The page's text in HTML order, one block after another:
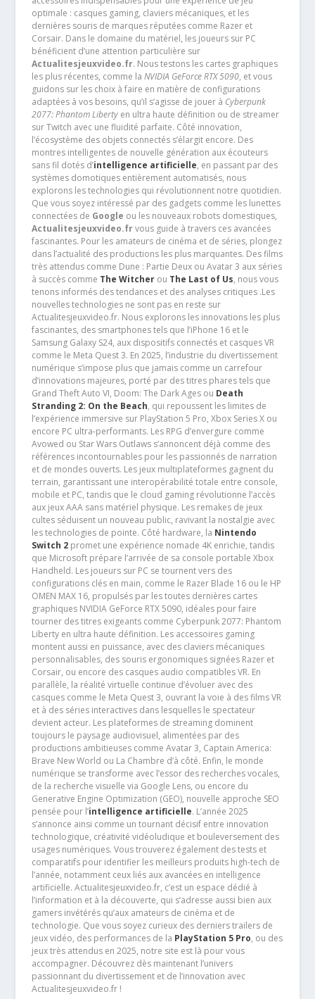
optimale : casques gaming, claviers mécaniques, et les
dernières souris de marques réputées comme Razer et
Corsair. Dans le domaine du matériel, les joueurs sur PC
bénéficient d’une attention particulière sur
Actualitesjeuxvideo.fr. Nous testons les cartes graphiques
les plus récentes, comme la NVIDIA GeForce RTX 5090, et vous
guidons sur les choix à faire en matière de configurations
adaptées à vos besoins, qu’il s’agisse de jouer à Cyberpunk
2077: Phantom Libertyen ultra haute définition ou de streamer
sur Twitch avec une fluidité parfaite. Côté innovation,
l’écosystème des objets connectés s’élargit encore. Des
montres intelligentes de nouvelle génération aux écouteurs
sans fil dotés d’intelligence artificielle, en passant par des
systèmes domotiques entièrement automatisés, nous
explorons les technologies qui révolutionnent notre quotidien.
Que vous soyez intéressé par des gadgets comme les lunettes
connectées de Google ou les nouveaux robots domestiques,
Actualitesjeuxvideo.frvous guide à travers ces avancées
fascinantes. Pour les amateurs de cinéma et de séries, plongez
dans l’actualité des productions les plus marquantes. Des films
très attendus comme Dune : Partie Deux ou Avatar 3 aux séries
à succès comme The Witcherou The Last of Us, nous vous
tenons informés des tendances et des analyses critiques .Les
nouvelles technologies ne sont pas en reste sur
Actualitesjeuxvideo.fr. Nous explorons les innovations les plus
fascinantes, des smartphones tels que l’iPhone 16 et le
Samsung Galaxy S24, aux dispositifs connectés et casques VR
comme le Meta Quest 3. En 2025, l’industrie du divertissement
numérique s’impose plus que jamais comme un carrefour
d’innovations majeures, porté par des titres phares tels que
Grand Theft Auto VI, Doom: The Dark Ages ou Death
Stranding 2: On the Beach, qui repoussent les limites de
l’expérience immersive sur PlayStation 5 Pro, Xbox Series X ou
encore PC ultra-performants. Les RPG d’envergure comme
Avowed ou Star Wars Outlaws s’annoncent déjà comme des
références incontournables pour les passionnés de narration
et de mondes ouverts. Les jeux multiplateformes gagnent du
terrain, garantissant une interopérabilité totale entre console,
mobile et PC, tandis que le cloud gaming révolutionne l’accès
aux jeux AAA sans matériel physique. Les remakes de jeux
cultes séduisent un nouveau public, ravivant la nostalgie avec
les technologies de pointe. Côté hardware, la Nintendo
Switch 2promet une expérience nomade 4K enrichie, tandis
que Microsoft prépare l’arrivée de sa console portable Xbox
Handheld. Les joueurs sur PC se tournent vers des
configurations clés en main, comme le Razer Blade 16 ou le HP
OMEN MAX 16, propulsés par les toutes dernières cartes
graphiques NVIDIA GeForce RTX 5090, idéales pour faire
tourner des titres exigeants comme Cyberpunk 2077: Phantom
Liberty en ultra haute définition. Les accessoires gaming
montent aussi en puissance, avec des claviers mécaniques
personnalisables, des souris ergonomiques signées Razer et
Corsair, ou encore des casques audio compatibles VR. En
parallèle, la réalité virtuelle continue d’évoluer avec des
casques comme le Meta Quest 3, ouvrant la voie à des films VR
et à des séries interactives dans lesquelles le spectateur
devient acteur. Les plateformes de streaming dominent
toujours le paysage audiovisuel, alimentées par des
productions ambitieuses comme Avatar 3, Captain America:
Brave New World ou La Chambre d’à côté. Enfin, le monde
numérique se transforme avec l’essor des recherches vocales,
de la recherche visuelle via Google Lens, ou encore du
Generative Engine Optimization (GEO), nouvelle approche SEO
pensée pour l’intelligence artificielle. L’année 2025
s’annonce ainsi comme un tournant décisif entre innovation
technologique, créativité vidéoludique et bouleversement des
usages numériques. Vous trouverez également des tests et
comparatifs pour identifier les meilleurs produits high-tech de
l’année, notamment ceux liés aux avancées en intelligence
artificielle. Actualitesjeuxvideo.fr, c’est un espace dédié à
l’information et à la découverte, qui s’adresse aussi bien aux
gamers invétérés qu’aux amateurs de cinéma et de
technologie. Que vous soyez curieux des derniers trailers de
jeux vidéo, des performances de la PlayStation 5 Pro, ou des
jeux très attendus en 2025, notre site est là pour vous
accompagner. Découvrez dès maintenant l’univers
passionnant du divertissement et de l’innovation avec
Actualitesjeuxvideo.fr !